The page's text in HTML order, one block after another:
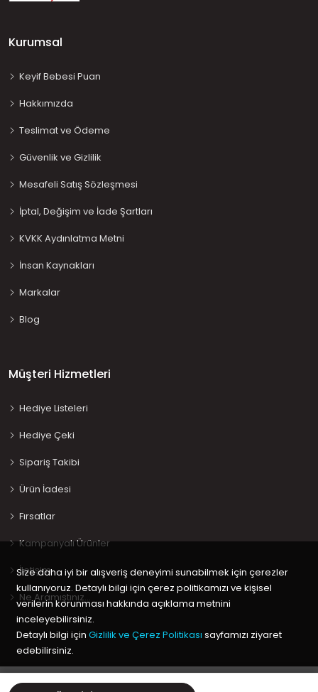
Kurumsal
Keyif Bebesi Puan
Hakkımızda
Teslimat ve Ödeme
Güvenlik ve Gizlilik
Mesafeli Satış Sözleşmesi
İptal, Değişim ve İade Şartları
KVKK Aydınlatma Metni
İnsan Kaynakları
Markalar
Blog
Müşteri Hizmetleri
Hediye Listeleri
Hediye Çeki
Sipariş Takibi
Ürün İadesi
Fırsatlar
Kampanyalı Ürünler
İletişim
Ne Aramıştınız…
Size daha iyi bir alışveriş deneyimi sunabilmek için çerezler
kullanıyoruz. Detaylı bilgi için çerez politikamızı ve kişisel
verilerin korunması hakkında açıklama metnini
inceleyebilirsiniz.
Detaylı bilgi için Gizlilik ve Çerez Politikası sayfamızı ziyaret
edebilirsiniz.